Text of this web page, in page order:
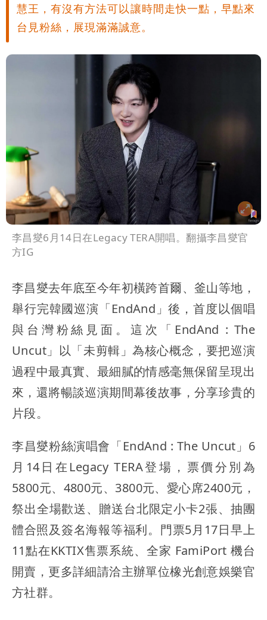
慧王，有沒有方法可以讓時間走快一點，早點來
台見粉絲，展現滿滿誠意。
李昌燮6月14日在Legacy TERA開唱。翻攝李昌燮官
方IG
李昌燮去年底至今年初橫跨首爾、釜山等地，
舉行完韓國巡演「EndAnd」後，首度以個唱
與台灣粉絲見面。這次「EndAnd : The
Uncut」以「未剪輯」為核心概念，要把巡演
過程中最真實、最細膩的情感毫無保留呈現出
來，還將暢談巡演期間幕後故事，分享珍貴的
片段。
李昌燮粉絲演唱會「EndAnd : The Uncut」6
月14日在Legacy TERA登場，票價分別為
5800元、4800元、3800元、愛心席2400元，
祭出全場歡送、贈送台北限定小卡2張、抽團
體合照及簽名海報等福利。門票5月17日早上
11點在KKTIX售票系統、全家 FamiPort 機台
開賣，更多詳細請洽主辦單位橡光創意娛樂官
方社群。